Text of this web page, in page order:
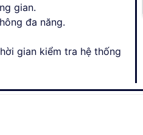
gian.
đa năng.
gian kiểm tra hệ thống